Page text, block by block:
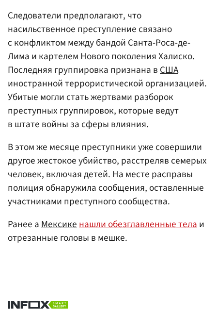
Следователи предполагают, что
насильственное преступление связано
с конфликтом между бандой Санта-Роса-де-
Лима и картелем Нового поколения Халиско.
Последняя группировка признана в США
иностранной террористической организацией.
Убитые могли стать жертвами разборок
преступных группировок, которые ведут
в штате войны за сферы влияния.
В этом же месяце преступники уже совершили
другое жестокое убийство, расстреляв семерых
человек, включая детей. На месте расправы
полиция обнаружила сообщения, оставленные
участниками преступного сообщества.
Ранее аМексикенашли обезглавленные телаи
отрезанные головы в мешке.